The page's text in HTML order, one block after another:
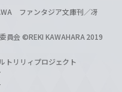
ファンタジア文庫刊／冴
員会 ©REKI KAWAHARA 2019
トリリィプロジェクト